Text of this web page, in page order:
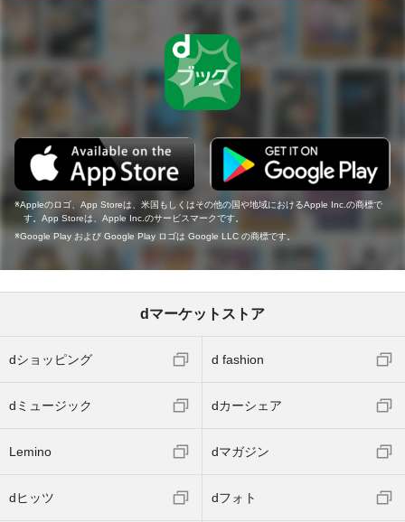
Appleのロゴ、App Storeは、米国もしくはその他の国や地域におけるApple Inc.の商標で
す。App Storeは、Apple Inc.のサービスマークです。
Google Play および Google Play ロゴは Google LLC の商標です。
dマーケットストア
dショッピング d fashion
dミュージック dカーシェア
Lemino dマガジン
dヒッツ dフォト